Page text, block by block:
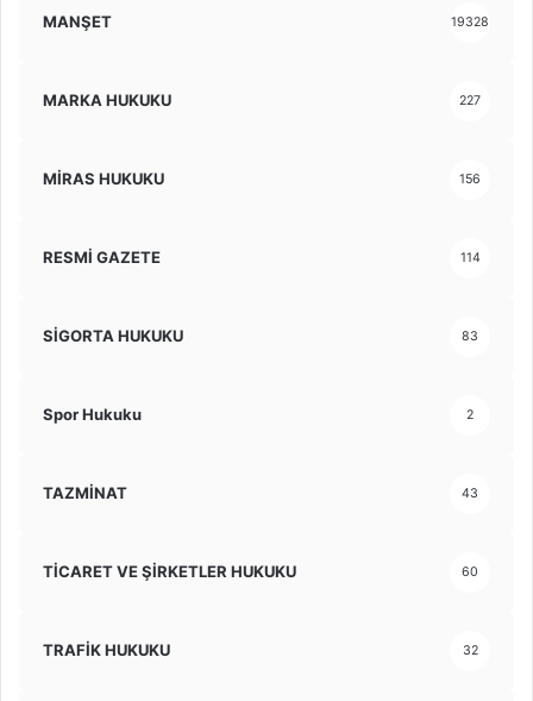
MANŞET 19328
MARKA HUKUKU 227
MİRAS HUKUKU 156
RESMİ GAZETE 114
SİGORTA HUKUKU 83
Spor Hukuku 2
TAZMİNAT 43
TİCARET VE ŞİRKETLER HUKUKU 60
TRAFİK HUKUKU 32